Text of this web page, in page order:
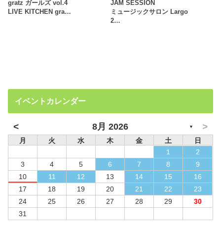
gratz ガールズ vol.4
LIVE KITCHEN gra…
JAM SESSION
ミュージックサロン Largo
2…
イベントカレンダー
< 8月 2026 ▼ >
月 火 水 木 金 土
日
1
2
3
4 5 6 7 8
9
10
11 12 13 14 15
16
17
18 19 20 21 22
23
24
25 26 27 28 29
30
31